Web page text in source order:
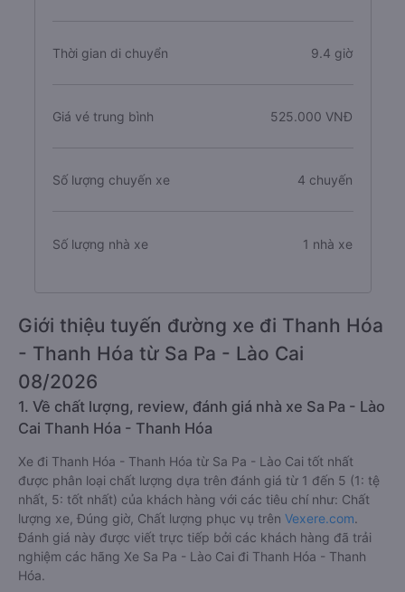
Thời gian di chuyển 9.4 giờ
Giá vé trung bình 525.000 VNĐ
Số lượng chuyến xe 4 chuyến
Số lượng nhà xe 1 nhà xe
Giới thiệu tuyến đường xe đi Thanh Hóa
- Thanh Hóa từ Sa Pa - Lào Cai
08/2026
1. Về chất lượng, review, đánh giá nhà xe Sa Pa - Lào
Cai Thanh Hóa - Thanh Hóa
Xe đi Thanh Hóa - Thanh Hóa từ Sa Pa - Lào Cai tốt nhất
được phân loại chất lượng dựa trên đánh giá từ 1 đến 5 (1: tệ
nhất, 5: tốt nhất) của khách hàng với các tiêu chí như: Chất
lượng xe, Đúng giờ, Chất lượng phục vụ trên Vexere.com.
Đánh giá này được viết trực tiếp bởi các khách hàng đã trải
nghiệm các hãng Xe Sa Pa - Lào Cai đi Thanh Hóa - Thanh
Hóa.